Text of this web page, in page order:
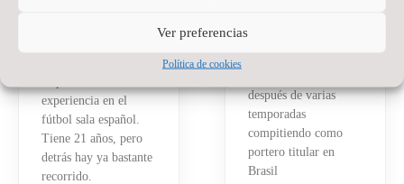
Ver preferencias
Política de cookies
experiencia en el
fútbol sala español.
Tiene 21 años, pero
detrás hay ya bastante
recorrido.
después de varias
temporadas
compitiendo como
portero titular en
Brasil